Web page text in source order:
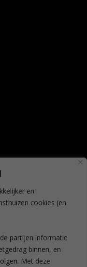
en
cookies (en
partijen informatie
binnen, en
Met deze